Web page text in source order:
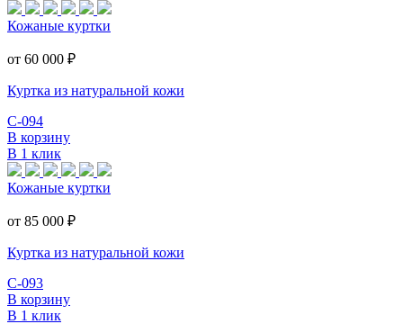
Кожаные куртки
от 60 000 ₽
Куртка из натуральной кожи
С-094
В корзину
В 1 клик
Кожаные куртки
от 85 000 ₽
Куртка из натуральной кожи
С-093
В корзину
В 1 клик